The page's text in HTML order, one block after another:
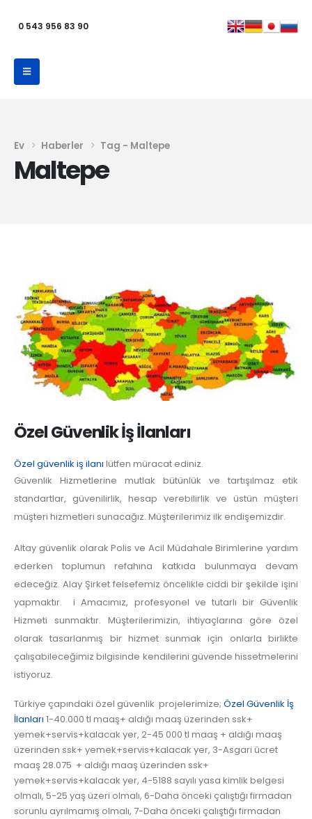
0 543 956 83 90
Ev Haberler Tag - Maltepe
Maltepe
Özel Güvenlik İş İlanları
Özel güvenlik iş ilanı lütfen müracat ediniz.
Güvenlik Hizmetlerine mutlak bütünlük ve tartışılmaz etik
standartlar, güvenilirlik, hesap verebilirlik ve üstün müşteri
müşteri hizmetleri sunacağız. Müşterilerimiz ilk endişemizdir.
Altay güvenlik olarak Polis ve Acil Müdahale Birimlerine yardım
ederken toplumun refahına katkıda bulunmaya devam
edeceğiz. Alay Şirket felsefemiz öncelikle ciddi bir şekilde işini
yapmaktır. i Amacımız, profesyonel ve tutarlı bir Güvenlik
Hizmeti sunmaktır. Müşterilerimizin, ihtiyaçlarına göre özel
olarak tasarlanmış bir hizmet sunmak için onlarla birlikte
çalışabileceğimiz bilgisinde kendilerini güvende hissetmelerini
istiyoruz.
Türkiye çapındaki özel güvenlik projelerimize; Özel Güvenlik İş
İlanları 1-40.000 tl maaş+ aldığı maaş üzerinden ssk+
yemek+servis+kalacak yer, 2-45 000 tl maaş + aldığı maaş
üzerinden ssk+ yemek+servis+kalacak yer, 3-Asgari ücret
maaş 28.075 + aldığı maaş üzerinden ssk+
yemek+servis+kalacak yer, 4-5188 sayılı yasa kimlik belgesi
olmalı, 5-25 yaş üzeri olmalı, 6-Daha önceki çalıştığı firmadan
sorunlu ayrılmamış olmalı, 7-Daha önceki çalıştığı firmadan